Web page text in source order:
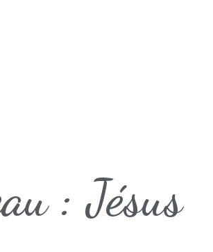
: Jésus